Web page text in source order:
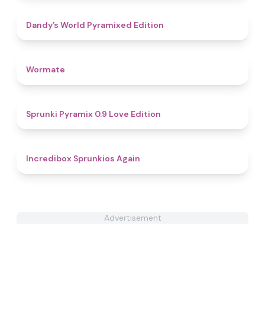
Dandy’s World Pyramixed Edition
Wormate
Sprunki Pyramix 0.9 Love Edition
Incredibox Sprunkios Again
Advertisement